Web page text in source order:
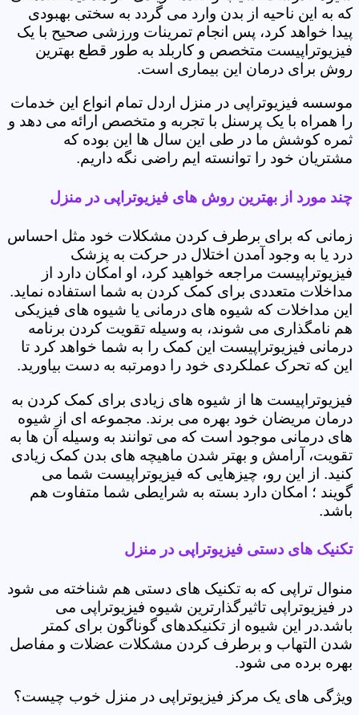
که به این ناحیه از بدن وارد می گردد به سختی بهبودی
پیدا خواهد کرد، پس انجام تمرینات ورزشی صحیح با یک
فیزیوتراپیست متخصص و کاربلد به طور قطع بهترین
روش برای درمان این بیماری است.
موسسه فیزیوتراپی در منزل اردل تمام انواع این خدمات
را همراه با یک پرسنل با تجربه و متخصص ارائه می دهد و
ثمره کوشش ما در طی این سال ها این بوده که
مشتریان خود را توانسته ایم راضی نگه داریم.
چند مورد از بهترین روش های فیزیوتراپی در منزل
زمانی که برای برطرف کردن مشکلات خود مثل احساس
درد یا به وجود آمدن اختلال در حرکت به پزشک
فیزیوتراپیست مراجعه خواهید کرد، او امکان دارد از
مداخلات متعددی برای کمک کردن به شما استفاده نماید.
این مداخلات که شیوه های درمانی یا شیوه های فیزیکی
هم نامگذاری می شوند، به وسیله تقویت کردن برنامه
درمانی فیزیوتراپیست این کمک را به شما خواهد کرد تا
این که تحرک عملکردی خود را دومرتبه به دست بیاورید.
فیزیوتراپیست ها از شیوه های زیادی برای کمک کردن به
درمان مریضان خود بهره می برند. مجموعه ای از شیوه
های درمانی موجود است که می توانند به وسیله آن ها به
تقویت، آرامش و بهتر شدن ماهیچه های بدن کمک زیادی
کنید. از این رو، چیزهایی که فیزیوتراپیست شما می
گویند ؛ امکان دارد بسته به شرایطی شما متفاوت هم
باشد.
تکنیک های دستی فیزیوتراپی در منزل
منوال تراپی که به تکنیک های دستی هم شناخته می شود
در فیزیوتراپی تاثیرگذارترین شیوه فیزیوتراپی می
باشد.در این شیوه از تکنیکدهای گوناگون برای کمتر
شدن التهاب و برطرف کردن مشکلات عضلات و مفاصل
بهره برده می شود.
ویژگی های یک مرکز فیزیوتراپی در منزل خوب چیست؟